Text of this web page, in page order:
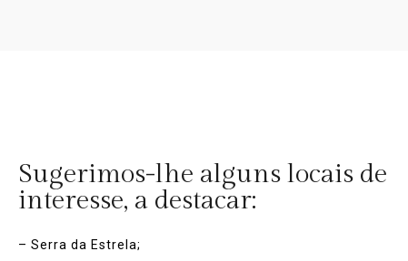
Sugerimos-lhe alguns locais de
interesse, a destacar:
– Serra da Estrela;